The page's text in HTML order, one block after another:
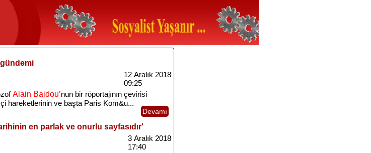
gündemi
12 Aralık 2018
09:25
Alain Baidou’nun bir röportajının çevirisi
hareketlerinin ve başta Paris Kom&u...
Devamı
en parlak ve onurlu sayfasıdır'
3 Aralık 2018
17:40